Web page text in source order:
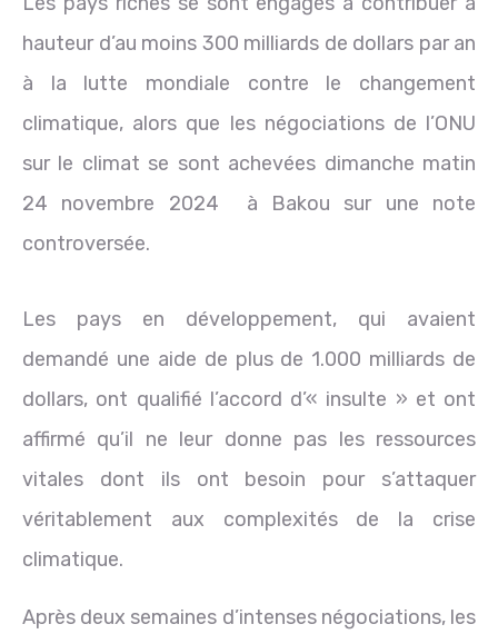
hauteur d’au moins 300 milliards de dollars par an
à la lutte mondiale contre le changement
climatique, alors que les négociations de l’ONU
sur le climat se sont achevées dimanche matin
24 novembre 2024 à Bakou sur une note
controversée.
Les pays en développement, qui avaient
demandé une aide de plus de 1.000 milliards de
dollars, ont qualifié l’accord d’« insulte » et ont
affirmé qu’il ne leur donne pas les ressources
vitales dont ils ont besoin pour s’attaquer
véritablement aux complexités de la crise
climatique.
Après deux semaines d’intenses négociations, les